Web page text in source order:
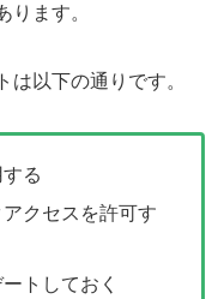
ります。
以下の通りです。
る
クセスを許可す
トしておく